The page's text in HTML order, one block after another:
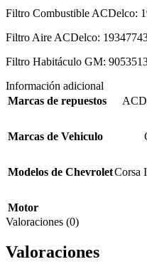
Filtro Combustible ACDelco:
Filtro Aire ACDelco:
Filtro Habitáculo GM:
Información adicional
Marcas de repuestos
Marcas de Vehiculo
Modelos de ChevroletCorsa
Motor
Valoraciones (0)
Valoraciones